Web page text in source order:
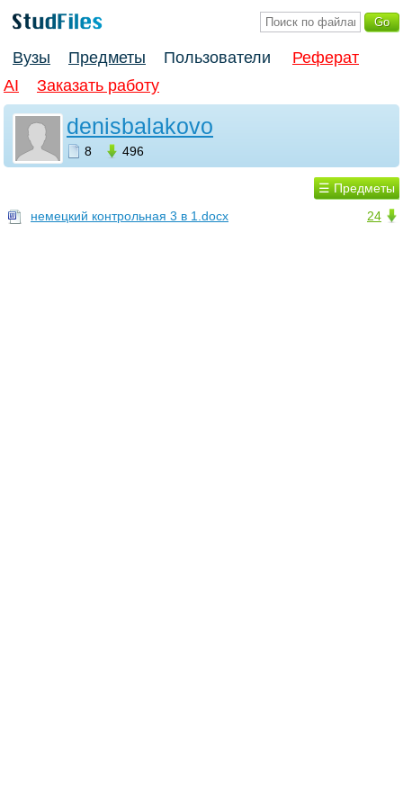
Вузы Предметы Пользователи
Реферат
AI
Заказать работу
denisbalakovo
8 496
☰ Предметы
24
немецкий контрольная 3 в 1.docx